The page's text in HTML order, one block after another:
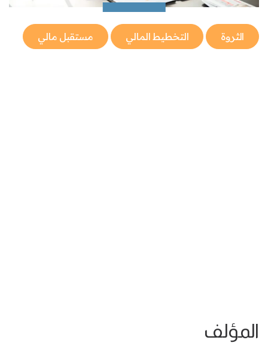
الثروة التخطيط المالي مستقبل مالي
المؤلف